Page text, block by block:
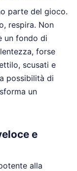
parte del gioco.
respira. Non
un fondo di
forse
scusati e
possibilità di
un
e
alla